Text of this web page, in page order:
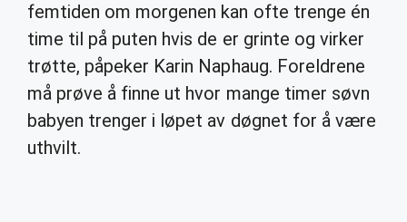
femtiden om morgenen kan ofte trenge én
time til på puten hvis de er grinte og virker
trøtte, påpeker Karin Naphaug. Foreldrene
må prøve å finne ut hvor mange timer søvn
babyen trenger i løpet av døgnet for å være
uthvilt.